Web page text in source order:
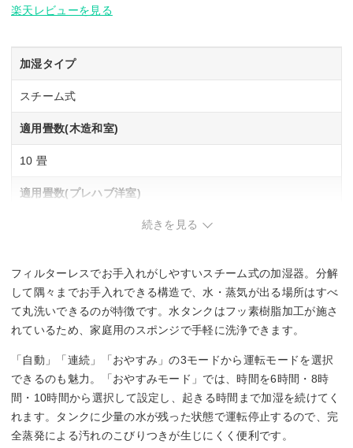
楽天レビューを見る
加湿タイプ
スチーム式
適用畳数(木造和室)
10 畳
適用畳数(プレハブ洋室)
3 L
最小運転音
24 dB
その他機能
自動運転
チャイルドロック
続きを見る
フィルターレスでお手入れがしやすいスチーム式の加湿器。分解
して隅々までお手入れできる構造で、水・蒸気が出る場所はすべ
て丸洗いできるのが特徴です。水タンクはフッ素樹脂加工が施さ
れているため、家庭用のスポンジで手軽に洗浄できます。
「自動」「連続」「おやすみ」の3モードから運転モードを選択
できるのも魅力。「おやすみモード」では、時間を6時間・8時
間・10時間から選択して設定し、起きる時間まで加湿を続けてく
れます。タンクに少量の水が残った状態で運転停止するので、完
全蒸発による汚れのこびりつきが生じにくく便利です。